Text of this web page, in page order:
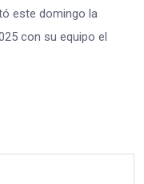
este domingo la
con su equipo el